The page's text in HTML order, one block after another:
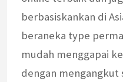
berbasiskankan di
beraneka type
mudah menggapai
dengan mengangkut